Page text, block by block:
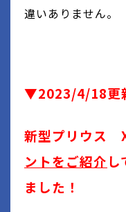
違いありません。
▼2023/4/18更
新型プリウス
ントをご紹介
ました！